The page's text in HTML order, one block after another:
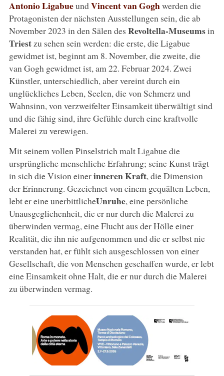
Antonio LigabueundVincent van Goghwerden die
Protagonisten der nächsten Ausstellungen sein, die ab
November 2023 in den Sälen des Revoltella-Museumsin
Triestzu sehen sein werden: die erste, die Ligabue
gewidmet ist, beginnt am 8. November, die zweite, die
van Gogh gewidmet ist, am 22. Februar 2024. Zwei
Künstler, unterschiedlich, aber vereint durch ein
unglückliches Leben, Seelen, die von Schmerz und
Wahnsinn, von verzweifelter Einsamkeit überwältigt sind
und die fähig sind, ihre Gefühle durch eine kraftvolle
Malerei zu verewigen.
Mit seinem vollen Pinselstrich malt Ligabue die
ursprüngliche menschliche Erfahrung; seine Kunst trägt
in sich die Vision einerinneren Kraft, die Dimension
der Erinnerung. Gezeichnet von einem gequälten Leben,
lebt er eine unerbittlicheUnruhe, eine persönliche
Unausgeglichenheit, die er nur durch die Malerei zu
überwinden vermag, eine Flucht aus der Hölle einer
Realität, die ihn nie aufgenommen und die er selbst nie
verstanden hat, er fühlt sich ausgeschlossen von einer
Gesellschaft, die von Menschen geschaffen wurde, er lebt
eine Einsamkeit ohne Halt, die er nur durch die Malerei
zu überwinden vermag.